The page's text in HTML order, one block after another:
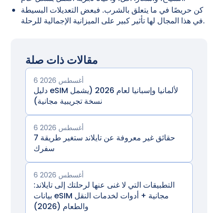
كن حريصًا في ما يتعلق بالشرب. فبعض التعديلات البسيطة
في هذا المجال لها تأثير كبير على الميزانية الإجمالية للرحلة.
مقالات ذات صلة
6 أغسطس 2026
دليل eSIM لألمانيا وإسبانيا لعام 2026 (يشمل
نسخة تجريبية مجانية)
6 أغسطس 2026
7 حقائق غير معروفة عن تايلاند ستغير طريقة
سفرك
6 أغسطس 2026
التطبيقات التي لا غنى عنها لرحلتك إلى تايلاند:
بيانات eSIM مجانية + أدوات لخدمات النقل
والطعام (2026)